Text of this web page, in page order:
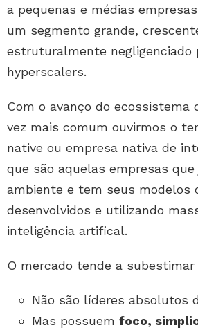
a pequenas e médias
um segmento grande,
estruturalmente negligenciado
hyperscalers.
Com o avanço do ecossistema
vez mais comum ouvirmos o
native ou empresa nativa de
que são aquelas empresas
ambiente e tem seus modelos
desenvolvidos e utilizando
inteligência artifical.
O mercado tende a subestimar
Não são líderes absolutos
Mas possuem foco,